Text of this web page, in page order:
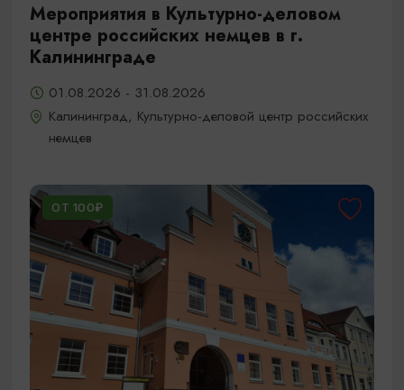
Мероприятия в Культурно-деловом
центре российских немцев в г.
Калининграде
01.08.2026 - 31.08.2026
Калининград, Культурно-деловой центр российских
немцев
ОТ 100₽